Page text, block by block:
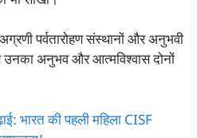
पर्वतारोहण संस्थानों और अनुभवी
अनुभव और आत्मविश्वास दोनों